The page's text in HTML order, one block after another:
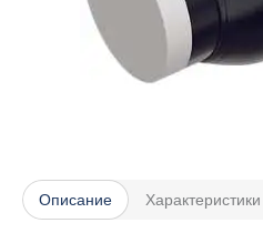
Описание Характеристики